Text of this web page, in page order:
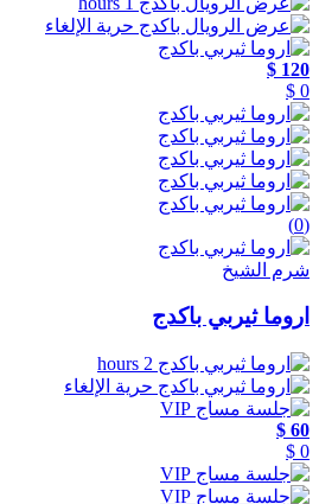
حرية الإلغاء
120 $
0 $
(0)
شرم الشيخ
اروما ثيربي باكدج
2 hours
حرية الإلغاء
60 $
0 $